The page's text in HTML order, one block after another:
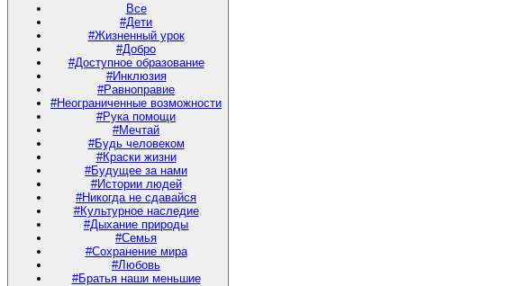
Все
#Дети
#Жизненный урок
#Добро
#Доступное образование
#Инклюзия
#Равноправие
#Неограниченные возможности
#Рука помощи
#Мечтай
#Будь человеком
#Краски жизни
#Будущее за нами
#Истории людей
#Никогда не сдавайся
#Культурное наследие
#Дыхание природы
#Семья
#Сохранение мира
#Любовь
#Братья наши меньшие